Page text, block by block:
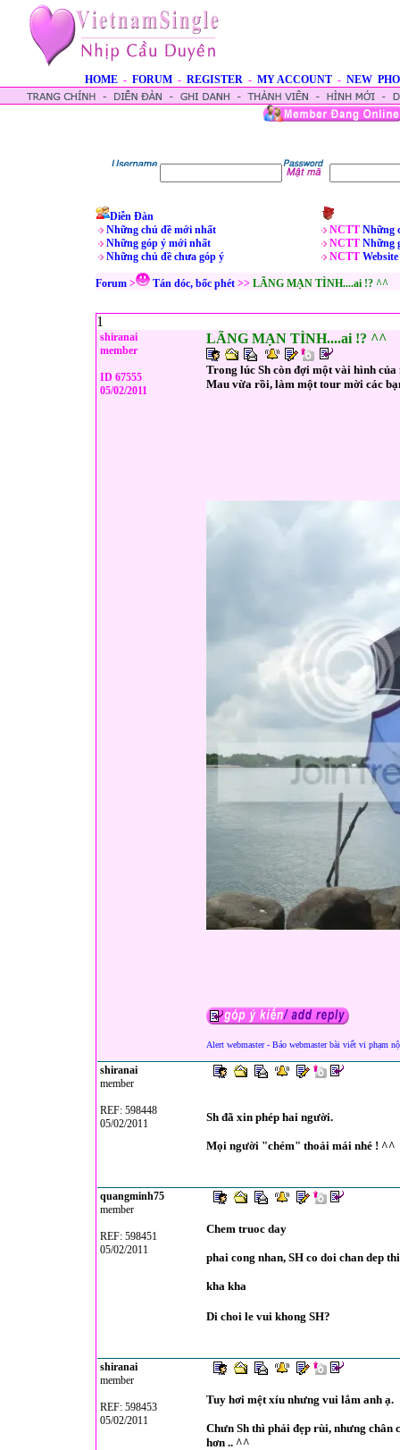
HOME - FORUM - REGISTER - MY ACCOUNT - NEW
Diễn Đàn
Những chủ đề mới nhất
Những góp ý mới nhất
Những chủ đề chưa góp ý
NCTT Những
NCTT Những
NCTT Website
Forum > Tán dóc, bốc phét >> LÃNG MẠN TÌNH....ai !? ^^
1
shiranai
member
ID 67555
05/02/2011
LÃNG MẠN TÌNH....ai !? ^^
Trong lúc Sh còn đợi một vài hình
Mau vừa rồi, làm một tour mời các
Alert webmaster - Báo webmaster bài viết vi phạm
shiranai
member
REF: 598448
05/02/2011
Sh đã xin phép hai người.
Mọi người "chém" thoải mái nhé ! ^^
quangminh75
member
REF: 598451
05/02/2011
Chem truoc day
phai cong nhan, SH co doi chan dep
kha kha
Di choi le vui khong SH?
shiranai
member
REF: 598453
05/02/2011
Tuy hơi mệt xíu nhưng vui lắm anh ạ.
Chưn Sh thì phải đẹp rùi, nhưng chân
hơn .. ^^